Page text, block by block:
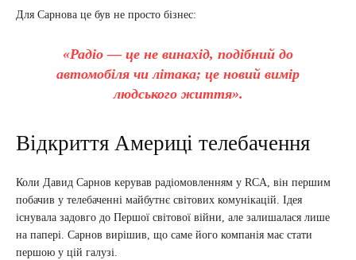
Для Сарнова це був не просто бізнес:
«Радіо — це не винахід, подібний до
автомобіля чи літака; це новий вимір
людського життя».
Відкриття Америці телебачення
Коли Давид Сарнов керував радіомовленням у RCA, він першим
побачив у телебаченні майбутнє світових комунікацій. Ідея
існувала задовго до Першої світової війни, але залишалася лише
на папері. Сарнов вирішив, що саме його компанія має стати
першою у цій галузі.